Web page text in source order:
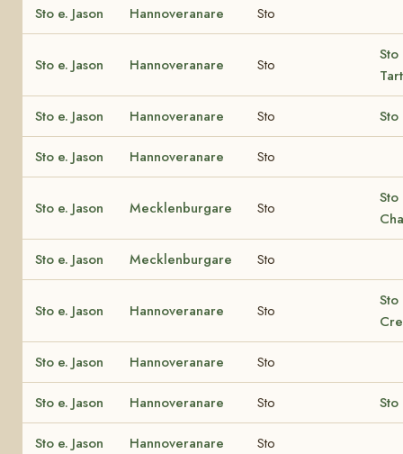
Sto e. Jason Hannoveranare Sto
Sto e. Jason Hannoveranare Sto
Sto
Sto e. Jason Hannoveranare Sto Sto
Sto e. Jason Hannoveranare Sto
Sto e. Jason Mecklenburgare Sto
Sto
Sto e. Jason Mecklenburgare Sto
Sto e. Jason Hannoveranare Sto
Sto
Sto e. Jason Hannoveranare Sto
Sto e. Jason Hannoveranare Sto
Sto e. Jason Hannoveranare Sto